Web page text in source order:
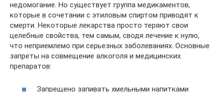
недомогание. Но существует группа медикаментов,
которые в сочетании с этиловым спиртом приводят к
смерти. Некоторые лекарства просто теряют свои
целебные свойства, тем самым, сводя лечение к нулю,
что неприемлемо при серьезных заболеваниях. Основные
запреты на совмещение алкоголя и медицинских
препаратов:
Запрещено запивать хмельными напитками